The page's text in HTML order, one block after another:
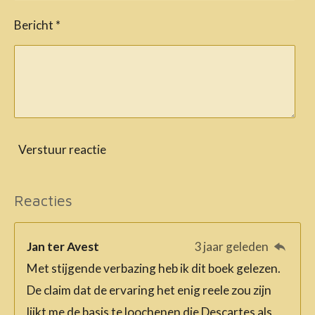
Bericht *
Verstuur reactie
Reacties
Jan ter Avest
3 jaar geleden
Met stijgende verbazing heb ik dit boek gelezen.
De claim dat de ervaring het enig reele zou zijn
lijkt me de basis te loochenen die Descartes als